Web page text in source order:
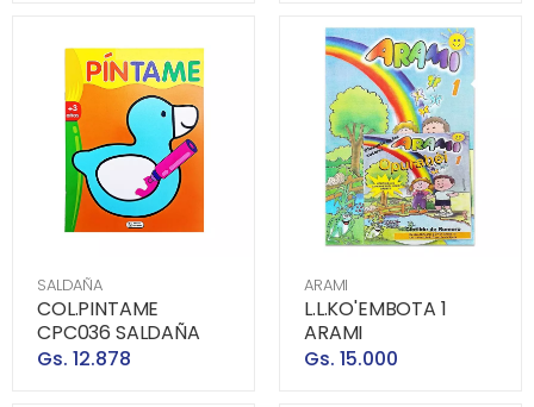
SALDAÑA
COL.PINTAME
CPC036 SALDAÑA
Gs. 12.878
ARAMI
L.L.KO'EMBOTA 1
ARAMI
Gs. 15.000